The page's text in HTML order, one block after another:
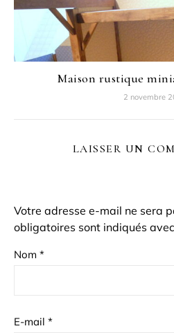
Maison rustique
2 novembre
LAISSER UN
Votre adresse e-mail ne sera
obligatoires sont indiqués avec
Nom *
E-mail *